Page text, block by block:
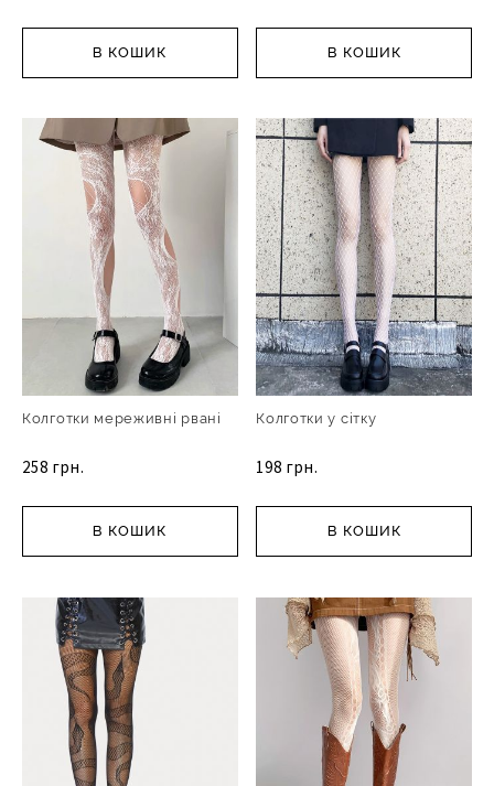
В КОШИК В КОШИК
Колготки мереживні рвані
258 грн.
В КОШИК
Колготки у сітку
198 грн.
В КОШИК